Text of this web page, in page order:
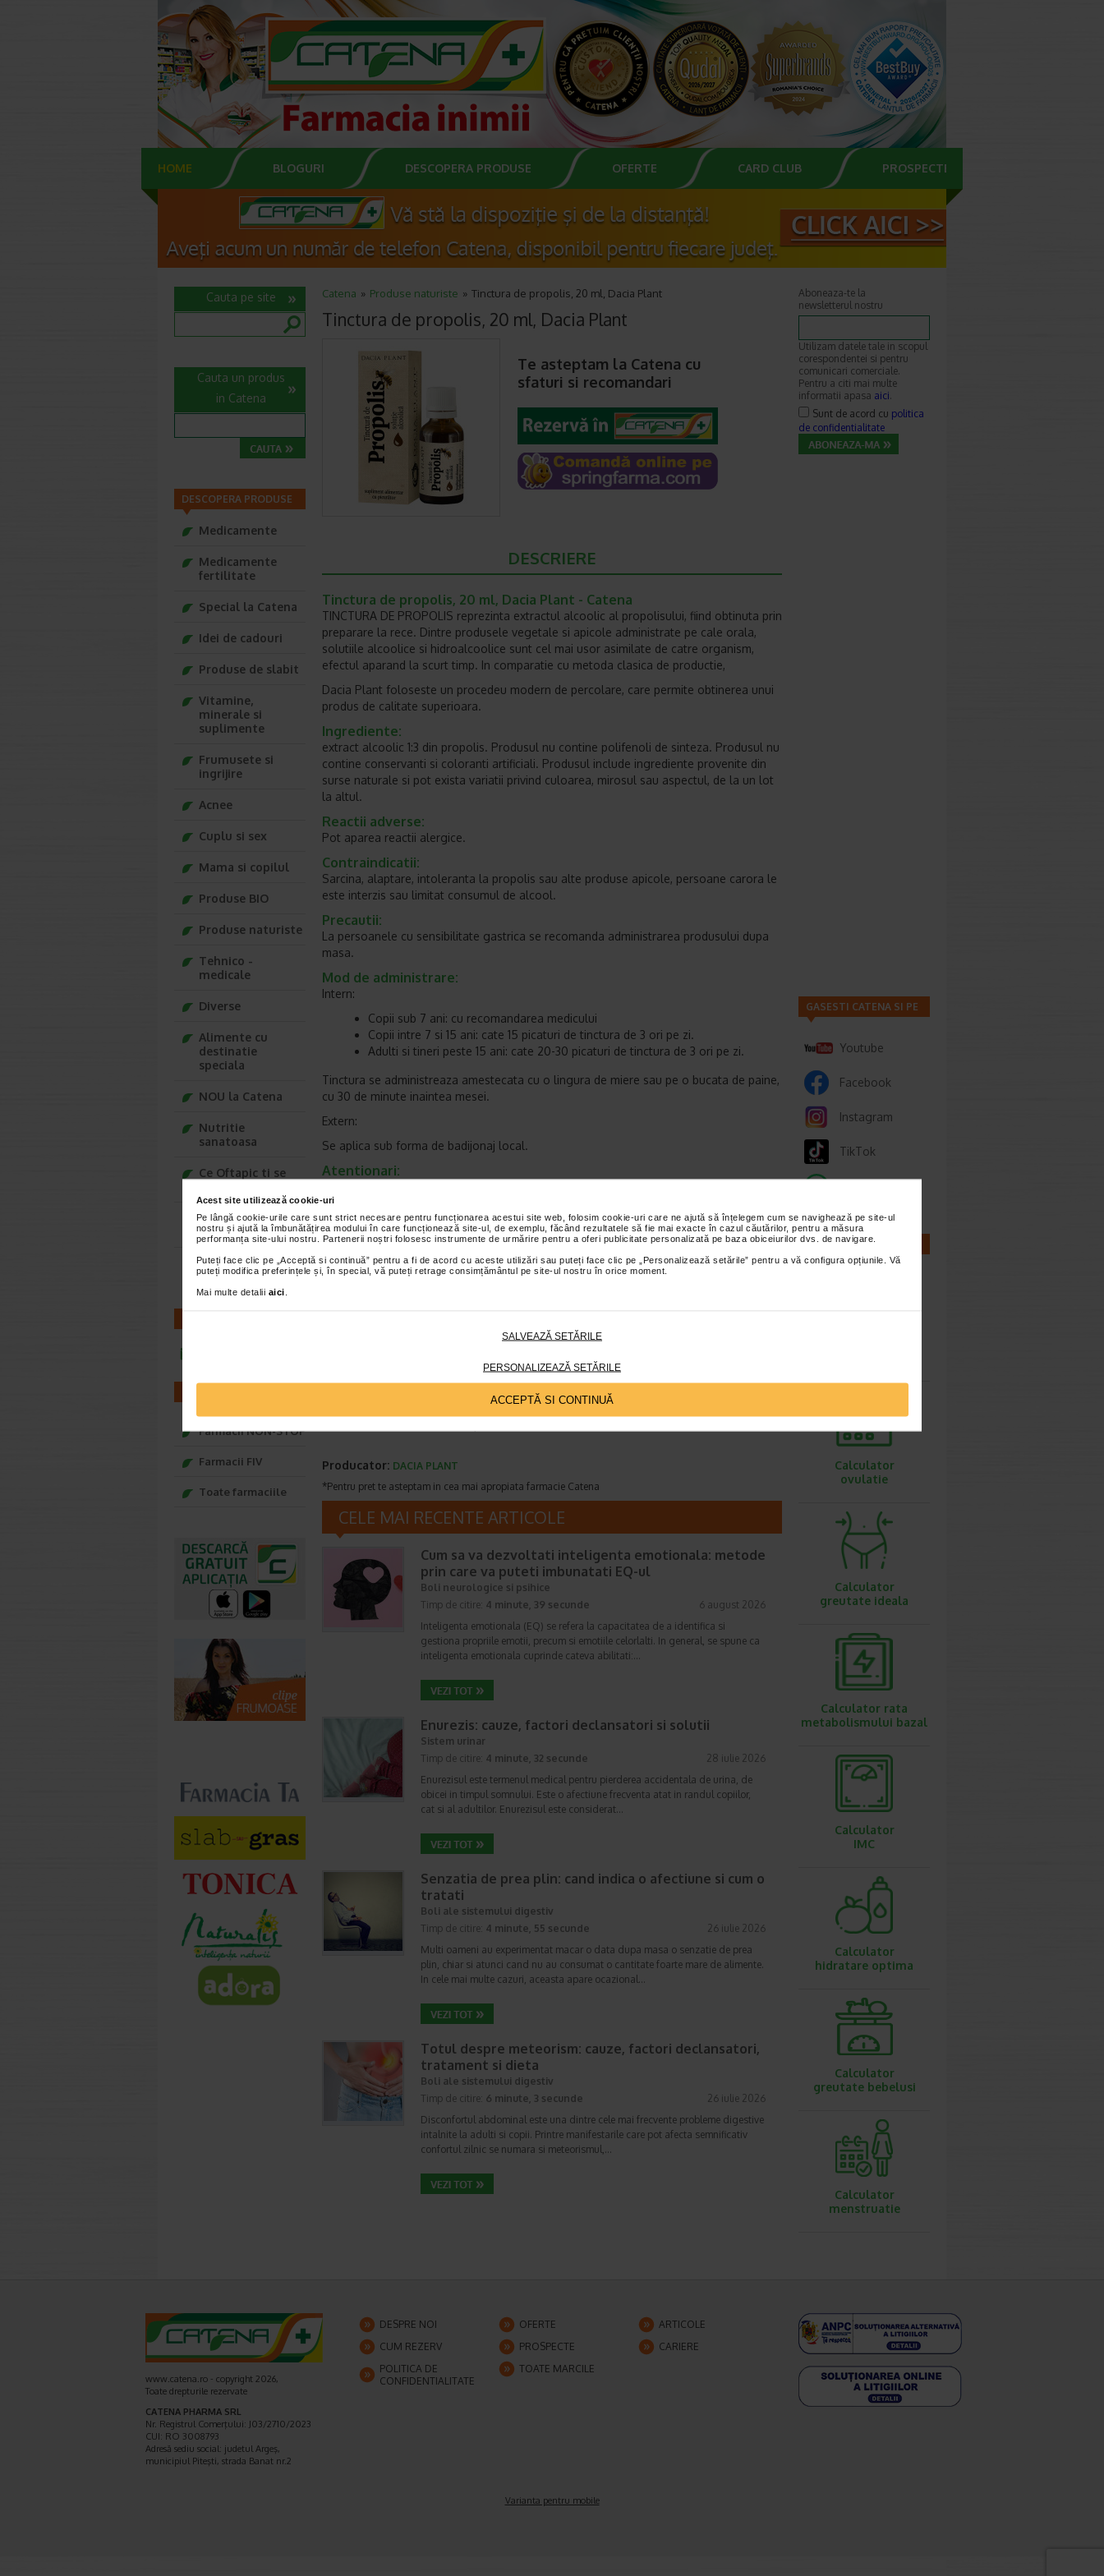
Acest site utilizează cookie-uri
Pe lângă cookie-urile care sunt strict necesare pentru funcționarea acestui site web, folosim cookie-uri care ne ajută să înțelegem cum se navighează pe site-ul
nostru și ajută la îmbunătățirea modului în care funcționează site-ul, de exemplu, făcând rezultatele să fie mai exacte în cazul căutărilor, pentru a măsura
performanța site-ului nostru. Partenerii noștri folosesc instrumente de urmărire pentru a oferi publicitate personalizată pe baza obiceiurilor dvs. de navigare.
Puteți face clic pe „Acceptă si continuă” pentru a fi de acord cu aceste utilizări sau puteți face clic pe „Personalizează setările” pentru a vă configura opțiunile. Vă
puteți modifica preferințele și, în special, vă puteți retrage consimțământul pe site-ul nostru în orice moment.
Mai multe detalii aici
SALVEAZĂ SETĂRILE
PERSONALIZEAZĂ SETĂRILE
ACCEPTĂ SI CONTINUĂ
HOME BLOGURI DESCOPERA PRODUSE OFERTE CARD CLUB PROSPECTE
Catena Produse naturiste Tinctura de propolis, 20 ml, Dacia Plant
Tinctura de propolis, 20 ml, Dacia Plant
Te asteptam la Catena cu
sfaturi si recomandari
DESCRIERE
Tinctura de propolis, 20 ml, Dacia Plant - Catena
TINCTURA DE PROPOLIS reprezinta extractul alcoolic al propolisului, fiind obtinuta prin
preparare la rece. Dintre produsele vegetale si apicole administrate pe cale orala,
solutiile alcoolice si hidroalcoolice sunt cel mai usor asimilate de catre organism,
efectul aparand la scurt timp. In comparatie cu metoda clasica de productie,
Dacia Plant foloseste un procedeu modern de percolare, care permite obtinerea unui
produs de calitate superioara.
Ingrediente:
extract alcoolic 1:3 din propolis. Produsul nu contine polifenoli de sinteza. Produsul nu
contine conservanti si coloranti artificiali. Produsul include ingrediente provenite din
surse naturale si pot exista variatii privind culoarea, mirosul sau aspectul, de la un lot
la altul.
Reactii adverse:
Pot aparea reactii alergice.
Contraindicatii:
Sarcina, alaptare, intoleranta la propolis sau alte produse apicole, persoane carora le
este interzis sau limitat consumul de alcool.
Precautii:
La persoanele cu sensibilitate gastrica se recomanda administrarea produsului dupa
masa.
Mod de administrare:
Intern:
Copii sub 7 ani: cu recomandarea medicului
Copii intre 7 si 15 ani: cate 15 picaturi de tinctura de 3 ori pe zi.
Adulti si tineri peste 15 ani: cate 20-30 picaturi de tinctura de 3 ori pe zi.
Tinctura se administreaza amestecata cu o lingura de miere sau pe o bucata de paine,
cu 30 de minute inaintea mesei.
Extern:
Se aplica sub forma de badijonaj local.
Atentionari:
A se agita inainte de utilizare.
A nu se lasa la indemana si la vederea copiilor.
A nu se depasi doza recomandata pentru consumul zilnic.
A se pastra bine inchis, ferit de lumina, umiditate si caldura.
Producator: DACIA PLANT
*Pentru pret te asteptam in cea mai apropiata farmacie Catena
CELE MAI RECENTE ARTICOLE
Cum sa va dezvoltati inteligenta emotionala: metode
prin care va puteti imbunatati EQ-ul
Boli neurologice si psihice
Timp de citire: 4 minute, 39 secunde
6 august 2026
Inteligenta emotionala (EQ) se refera la capacitatea de a identifica si
gestiona propriile emotii, precum si emotiile celorlalti. In general, se spune ca
inteligenta emotionala cuprinde cateva abilitati:…
Enurezis: cauze, factori declansatori si solutii
Sistem urinar
Timp de citire: 4 minute, 32 secunde
28 iulie 2026
Enurezisul este termenul medical pentru pierderea accidentala de urina, de
obicei in timpul somnului. Este o afectiune frecventa atat in randul copiilor,
cat si al adultilor. Enurezisul este considerat…
Senzatia de prea plin: cand indica o afectiune si cum o
tratati
Boli ale sistemului digestiv
Timp de citire: 4 minute, 55 secunde
26 iulie 2026
Multi oameni au experimentat macar o data dupa masa o senzatie de prea
plin, chiar si atunci cand nu au consumat o cantitate foarte mare de alimente.
In cele mai multe cazuri, aceasta apare ocazional…
Totul despre meteorism: cauze, factori declansatori,
tratament si dieta
Boli ale sistemului digestiv
Timp de citire: 6 minute, 3 secunde
26 iulie 2026
Disconfortul abdominal este una dintre cele mai frecvente probleme digestive
intalnite la adulti si copii. Printre manifestarile care pot afecta semnificativ
confortul zilnic se numara si meteorismul,…
Cauta pe site
Cauta un produs
in Catena
DESCOPERA PRODUSE
Medicamente
Medicamente
fertilitate
Special la Catena
Idei de cadouri
Produse de slabit
Vitamine,
minerale si
suplimente
Frumusete si
ingrijire
Acnee
Cuplu si sex
Mama si copilul
Produse BIO
Produse naturiste
Tehnico -
medicale
Diverse
Alimente cu
destinatie
speciala
NOU la Catena
Nutritie
sanatoasa
Ce Oftapic ti se
Adora – Adorabili
din prima clipa
Seturi cadou
Baylis&Harding
Farmacii NON-STOP
Farmacii FIV
Toate farmaciile
Aboneaza-te la
newsletterul nostru
Utilizam datele tale in scopul
corespondentei si pentru
comunicari comerciale.
Pentru a citi mai multe
informatii apasa aici.
Sunt de acord cu politica
de confidentialitate
GASESTI CATENA SI PE
Youtube
Facebook
Instagram
TikTok
CALCULATOARE
Calculator
ovulatie
Calculator
greutate ideala
Calculator rata
metabolismului bazal
Calculator
IMC
Calculator
hidratare optima
Calculator
greutate bebelusi
Calculator
menstruatie
www.catena.ro - copyright 2026,
Toate drepturile rezervate
CATENA PHARMA SRL
Nr. Registrul Comerţului: J03/2710/2023
CUI: RO 3008793
Adresă sediu social: judetul Argeş,
municipiul Piteşti, strada Banat nr.2
DESPRE NOI OFERTE
ARTICOLE
CUM REZERV
PROSPECTE
CARIERE
POLITICA DE
CONFIDENTIALITATE
TOATE MARCILE
Varianta pentru mobile